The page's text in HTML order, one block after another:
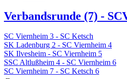
Verbandsrunde (7) -
SC Viernheim 3 - SC Ketsch
SK Ladenburg 2 - SC Viernheim 4
SK Ilvesheim - SC Viernheim 5
SSC Altlußheim 4 - SC Viernheim 6
SC Viernheim 7 - SC Ketsch 6